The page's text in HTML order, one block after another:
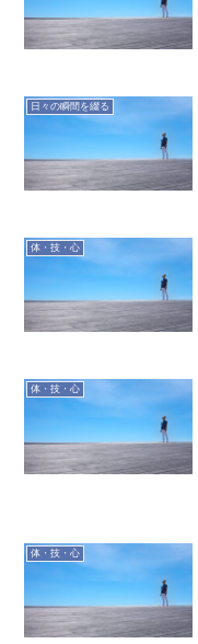
日々の瞬間を綴る
体・技・心
体・技・心
体・技・心